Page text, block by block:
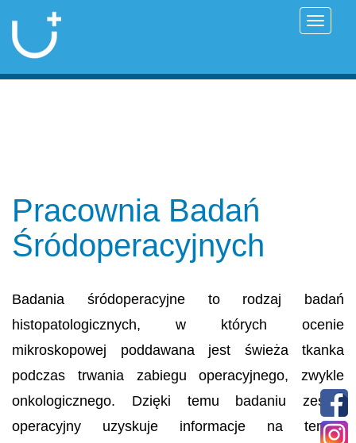
Pracownia Badań
Śródoperacyjnych
Badania śródoperacyjne to rodzaj badań
histopatologicznych, w których ocenie
mikroskopowej poddawana jest świeża tkanka
podczas trwania zabiegu operacyjnego, zwykle
onkologicznego. Dzięki temu badaniu zespół
operacyjny uzyskuje informacje na temat